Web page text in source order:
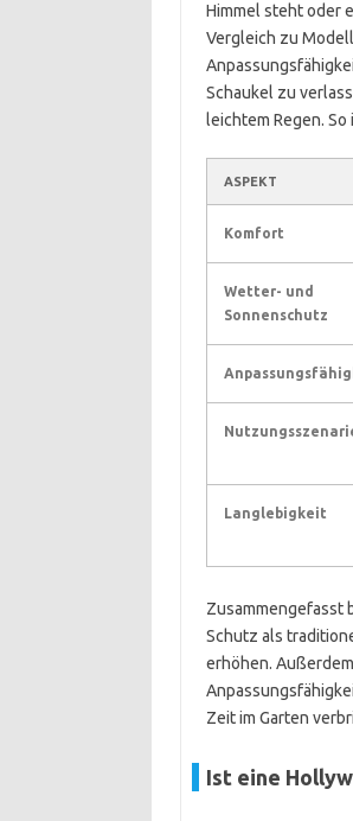
Himmel steht oder
Vergleich zu
Schaukel zu
leichtem Regen.
ASPEKT
Komfort
Wetter- und
Sonnenschutz
Langlebigkeit
Zusammengefasst
Schutz als
erhöhen.
Zeit im Garten
Ist eine